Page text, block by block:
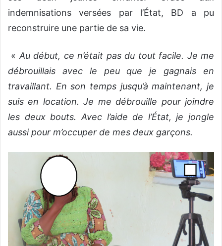
indemnisations versées par l’État, BD a pu
reconstruire une partie de sa vie.
«Au début, ce n’était pas du tout facile. Je me
débrouillais avec le peu que je gagnais en
travaillant. En son temps jusqu’à maintenant, je
suis en location. Je me débrouille pour joindre
les deux bouts. Avec l’aide de l’État, je jongle
aussi pour m’occuper de mes deux garçons.